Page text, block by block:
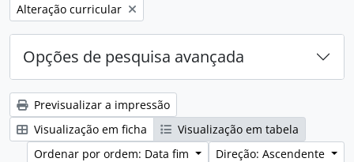
Remover filtro:
Alteração curricular
Opções de pesquisa avançada
Previsualizar a impressão
Visualização em ficha
Visualização em tabela
Ordenar por ordem: Data fim
Direção: Ascendente